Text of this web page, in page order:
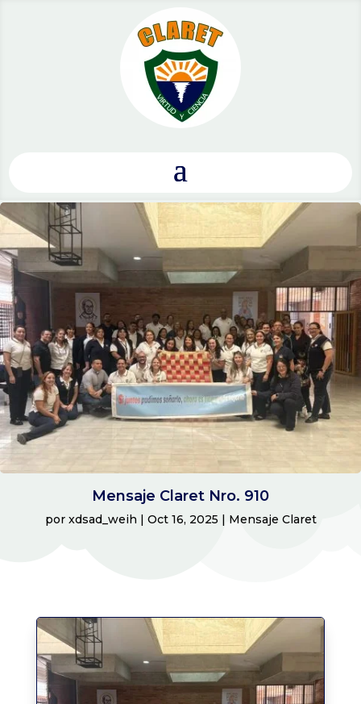
Mensaje Claret Nro. 910
por xdsad_weih | Oct 16, 2025 | Mensaje Claret